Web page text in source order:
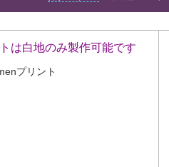
は白地のみ製作可能です